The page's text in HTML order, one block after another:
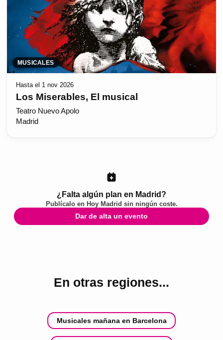
MUSICALES
Hasta el 1 nov 2026
Los Miserables, El musical
Teatro Nuevo Apolo
Madrid
¿Falta algún plan en Madrid?
Publícalo en Hoy Madrid sin ningún coste.
Dar de alta un evento
En otras regiones...
Musicales mañana en Barcelona